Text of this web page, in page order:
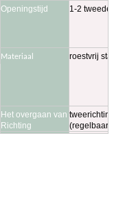
Openingstijd 1-2 tweede
Materiaal roestvrij
Het overgaan van
Richting
(regelbaar)